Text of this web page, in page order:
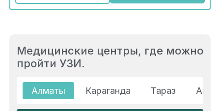
Медицинские центры, где можно
пройти УЗИ.
Алматы Караганда Тараз